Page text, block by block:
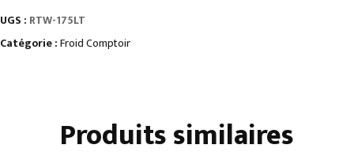
POSERavec
chariot
UGS : RTW-175LT
Catégorie :Froid Comptoir
Produits similaires